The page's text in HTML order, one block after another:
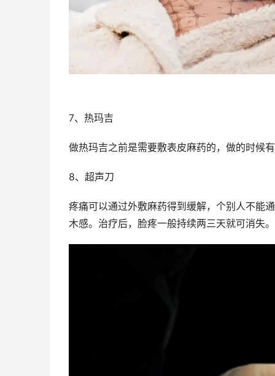
7、热玛吉
做热玛吉之前是需要敷表皮麻药的，做的时候
8、超声刀
疼痛可以通过外敷麻药得到缓解，个别人不能
木感。治疗后，脸疼一般持续两三天就可消失。